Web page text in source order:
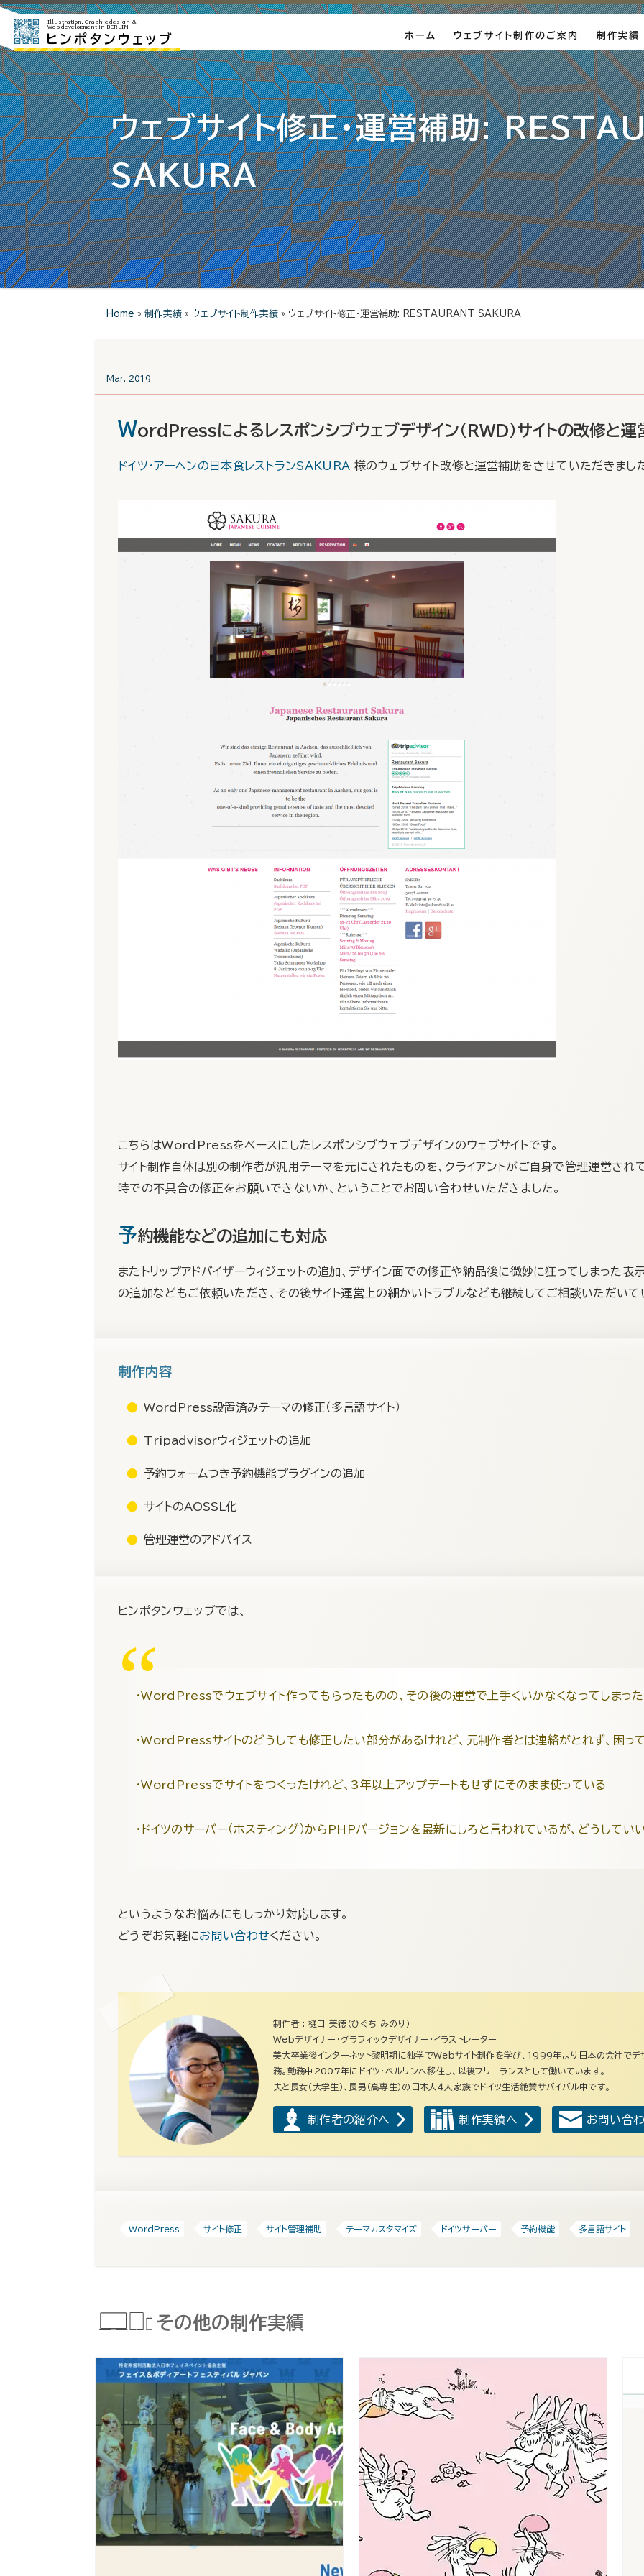
Illustration, Graphic design &
Web development in BERLIN
ヒンポタンウェッブ ホーム ウェブサイト制作のご案内 制作実績
ウェブサ
イラスト
ウェブサイト修正・運営補助:
SAKURA
Home » 制作実績 » ウェブサイト制作実績 » ウェブサイト修正・運営補助: RESTAURANT SAKURA
Mar. 2019
WordPressによるレスポンシブウェブデザイン(RWD)サイトの改修と運
ドイツ・アーヘンの日本食レストランSAKURA 様のウェブサイト改修と運営補助をさせていただきまし
こちらはWordPressをベースにしたレスポンシブウェブデザインのウェブサイトです。
サイト制作自体は別の制作者が汎用テーマを元にされたものを、クライアントがご自身で管理運営され
時での不具合の修正をお願いできないか、ということでお問い合わせいただきました。
予約機能などの追加にも対応
またトリップアドバイザーウィジェットの追加、デザイン面での修正や納品後に微妙に狂ってしまった表
の追加などもご依頼いただき、その後サイト運営上の細かいトラブルなども継続してご相談いただいて
制作内容
WordPress設置済みテーマの修正（多言語サイト）
Tripadvisorウィジェットの追加
予約フォームつき予約機能プラグインの追加
サイトのAOSSL化
管理運営のアドバイス
ヒンポタンウェッブでは、
・WordPressでウェブサイト作ってもらったものの、その後の運営で上手くいかなくなってしまった
・WordPressサイトのどうしても修正したい部分があるけれど、元制作者とは連絡がとれず、困っ
・WordPressでサイトをつくったけれど、3年以上アップデートもせずにそのまま使っている
・ドイツのサーバー（ホスティング）からPHPバージョンを最新にしろと言われているが、どうしてい
というようなお悩みにもしっかり対応します。
どうぞお気軽にお問い合わせください。
制作者 : 樋口 美徳（ひぐち みのり）
Webデザイナー・グラフィックデザイナー・イラストレーター
美大卒業後インターネット黎明期に独学でWebサイト制作を学び、1999年より日本の会社でデ
務。勤務中2007年にドイツ・ベルリンへ移住し、以後フリーランスとして働いています。
夫と長女（大学生）、長男（高専生）の日本人４人家族でドイツ生活絶賛サバイバル中です。
制作者の紹介へ 制作実績へ お問い合
WordPress サイト修正 サイト管理補助 テーマカスタマイズ ドイツサーバー 予約機能 多言語サイト
その他の制作実績